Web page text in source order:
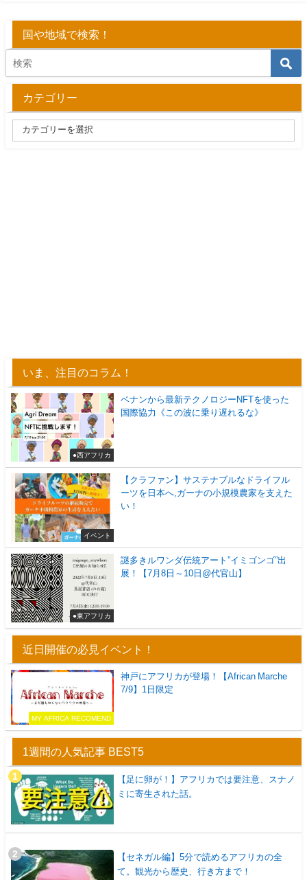
国や地域で検索！
カテゴリー
いま、注目のコラム！
●西アフリカ
ベナンから最新テクノロジーNFTを使った
国際協力《この波に乗り遅れるな》
イベント
【クラファン】サステナブルなドライフル
ーツを日本へ,ガーナの小規模農家を支えた
い！
●東アフリカ
謎多きルワンダ伝統アート”イミゴンゴ”出
展！【7月8日～10日@代官山】
近日開催の必見イベント！
MY AFRICA RECOMEND
神戸にアフリカが登場！【African Marche
7/9】1日限定
1週間の人気記事 BEST5
【足に卵が！】アフリカでは要注意、スナノ
ミに寄生された話。
【セネガル編】5分で読めるアフリカの全
て。観光から歴史、行き方まで！